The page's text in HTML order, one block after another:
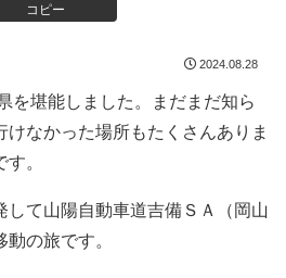
コピー
2024.08.28
を堪能しました。まだまだ知ら
けなかった場所もたくさんありま
。
山陽自動車道吉備ＳＡ（岡山
の旅です。